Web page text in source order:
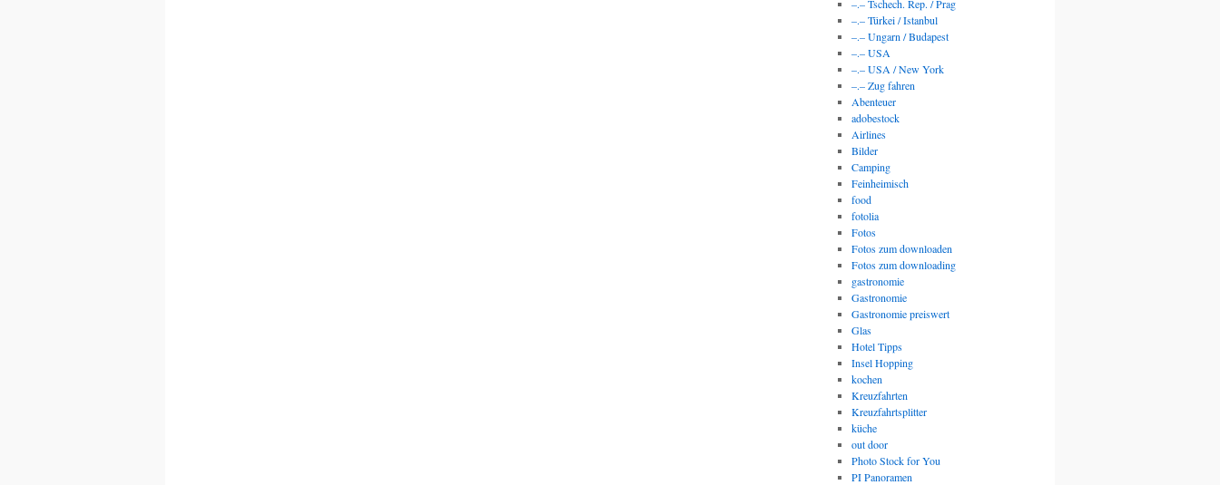
–.– Tschech. Rep. / Prag
–.– Türkei / Istanbul
–.– Ungarn / Budapest
–.– USA
–.– USA / New York
–.– Zug fahren
Abenteuer
adobestock
Airlines
Bilder
Camping
Feinheimisch
food
fotolia
Fotos
Fotos zum downloaden
Fotos zum downloading
gastronomie
Gastronomie
Gastronomie preiswert
Glas
Hotel Tipps
Insel Hopping
kochen
Kreuzfahrten
Kreuzfahrtsplitter
küche
out door
Photo Stock for You
PI Panoramen